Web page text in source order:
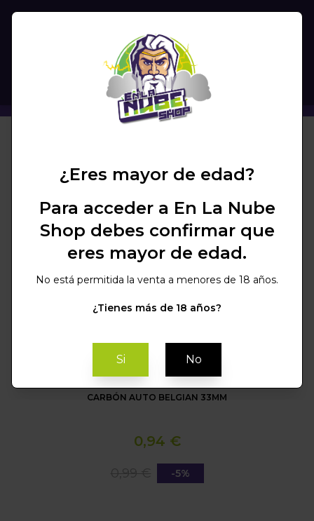
CARBÓN AUTO BELGIAN 33MM
0,94 €
-5%
¿Eres mayor de edad?
Para acceder a En La Nube
Shop debes confirmar que
eres mayor de edad.
No está permitida la venta a menores de 18 años.
¿Tienes más de 18 años?
Si No